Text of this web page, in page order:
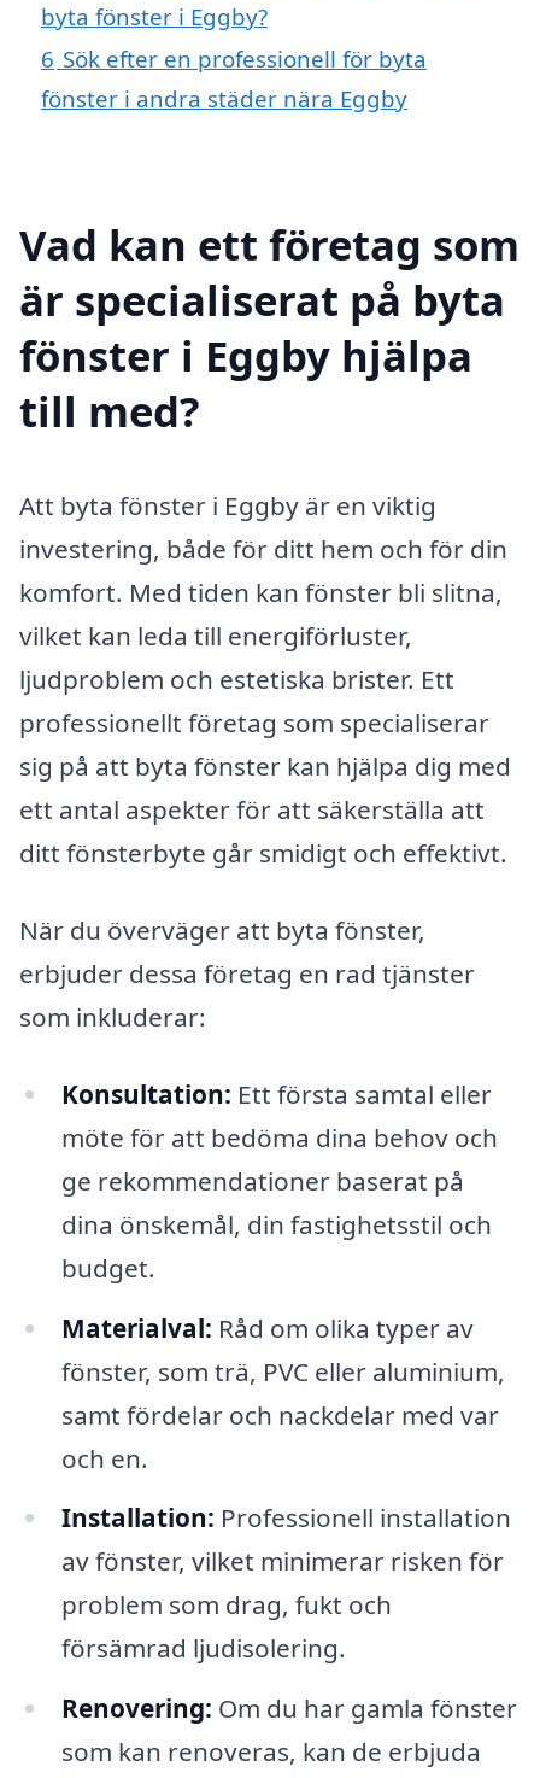
byta fönster i Eggby?
6 Sök efter en professionell för byta
fönster i andra städer nära Eggby
Vad kan ett företag som
är specialiserat på byta
fönster i Eggby hjälpa
till med?
Att byta fönster i Eggby är en viktig
investering, både för ditt hem och för din
komfort. Med tiden kan fönster bli slitna,
vilket kan leda till energiförluster,
ljudproblem och estetiska brister. Ett
professionellt företag som specialiserar
sig på att byta fönster kan hjälpa dig med
ett antal aspekter för att säkerställa att
ditt fönsterbyte går smidigt och effektivt.
När du överväger att byta fönster,
erbjuder dessa företag en rad tjänster
som inkluderar:
Konsultation: Ett första samtal eller
möte för att bedöma dina behov och
ge rekommendationer baserat på
dina önskemål, din fastighetsstil och
budget.
Materialval: Råd om olika typer av
fönster, som trä, PVC eller aluminium,
samt fördelar och nackdelar med var
och en.
Installation: Professionell installation
av fönster, vilket minimerar risken för
problem som drag, fukt och
försämrad ljudisolering.
Renovering: Om du har gamla fönster
som kan renoveras, kan de erbjuda